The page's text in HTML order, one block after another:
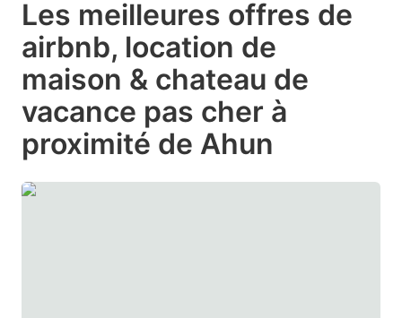
date.
Press
question
mark
key
a
date.
Press
question
mark
key
Les meilleures offres de
airbnb, location de
maison & chateau de
vacance pas cher à
proximité de Ahun